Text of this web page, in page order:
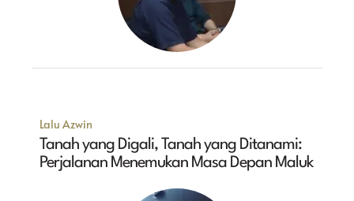
Lalu Azwin
Tanah yang Digali, Tanah yang Ditanami:
Perjalanan Menemukan Masa Depan Maluk